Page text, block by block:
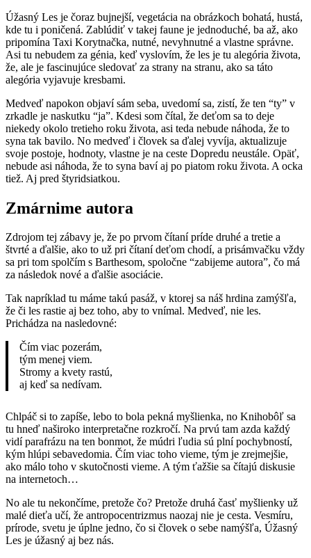
Úžasný Les je čoraz bujnejší, vegetácia na obrázkoch bohatá, hustá,
kde tu i poničená. Zablúdiť v takej faune je jednoduché, ba až, ako
pripomína Taxi Korytnačka, nutné, nevyhnutné a vlastne správne.
Asi tu nebudem za génia, keď vyslovím, že les je tu alegória života,
že, ale je fascinujúce sledovať za strany na stranu, ako sa táto
alegória vyjavuje kresbami.
Medveď napokon objaví sám seba, uvedomí sa, zistí, že ten “ty” v
zrkadle je naskutku “ja”. Kdesi som čítal, že deťom sa to deje
niekedy okolo tretieho roku života, asi teda nebude náhoda, že to
syna tak bavilo. No medveď i človek sa ďalej vyvíja, aktualizuje
svoje postoje, hodnoty, vlastne je na ceste Dopredu neustále. Opäť,
nebude asi náhoda, že to syna baví aj po piatom roku života. A ocka
tiež. Aj pred štyridsiatkou.
Zmárnime autora
Zdrojom tej zábavy je, že po prvom čítaní príde druhé a tretie a
štvrté a ďalšie, ako to už pri čítaní deťom chodí, a prisámvačku vždy
sa pri tom spolčím s Barthesom, spoločne “zabijeme autora”, čo má
za následok nové a ďalšie asociácie.
Tak napríklad tu máme takú pasáž, v ktorej sa náš hrdina zamýšľa,
že či les rastie aj bez toho, aby to vnímal. Medveď, nie les.
Prichádza na nasledovné:
Čím viac pozerám,
tým menej viem.
Stromy a kvety rastú,
aj keď sa nedívam.
Chlpáč si to zapíše, lebo to bola pekná myšlienka, no Knihobôľ sa
tu hneď naširoko interpretačne rozkročí. Na prvú tam azda každý
vidí parafrázu na ten bonmot, že múdri ľudia sú plní pochybností,
kým hlúpi sebavedomia. Čím viac toho vieme, tým je zrejmejšie,
ako málo toho v skutočnosti vieme. A tým ťažšie sa čítajú diskusie
na internetoch…
No ale tu nekončíme, pretože čo? Pretože druhá časť myšlienky už
malé dieťa učí, že antropocentrizmus naozaj nie je cesta. Vesmíru,
prírode, svetu je úplne jedno, čo si človek o sebe namýšľa, Úžasný
Les je úžasný aj bez nás.